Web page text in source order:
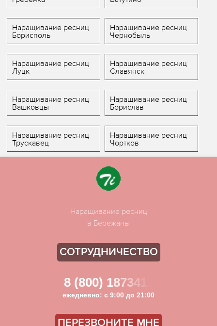
Наращивание ресниц
Борисполь
Наращивание ресниц
Чернобыль
Наращивание ресниц
Луцк
Наращивание ресниц
Славянск
Наращивание ресниц
Вашковцы
Наращивание ресниц
Борислав
Наращивание ресниц
Трускавец
Наращивание ресниц
Чортков
Наращивание ресниц
в Бережаны
СОТРУДНИЧЕСТВО
8 (800) 1873411
ежедневно: с 9:00 до 21:00
ПЕРЕЗВОНИТЕ МНЕ